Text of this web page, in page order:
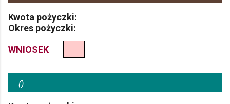
Kwota pożyczki:
Okres pożyczki:
WNIOSEK
()